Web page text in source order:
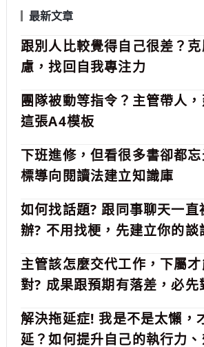
最新文章
跟別人比較覺得自己很差？
慮，找回自我專注力
團隊被動等指令？主管帶人
這張A4模板
下班進修，但看很多書卻都
標導向閱讀法建立知識庫
如何找話題? 跟同事聊天一直
辦? 不用找梗，先建立你的談
主管該怎麼交代工作，下屬
對? 成果跟預期有落差，必先
解決拖延症! 我是不是太懶，
延？如何提升自己的執行力、